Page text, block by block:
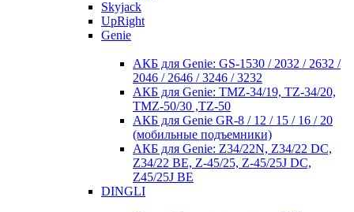
Skyjack
UpRight
Genie
АКБ для Genie: GS-1530 / 2032 / 2632 /
2046 / 2646 / 3246 / 3232
АКБ для Genie: TMZ-34/19, TZ-34/20,
TMZ-50/30 ,TZ-50
АКБ для Genie GR-8 / 12 / 15 / 16 / 20
(мобильные подъемники)
АКБ для Genie: Z34/22N, Z34/22 DC,
Z34/22 BE, Z-45/25, Z-45/25J DC,
Z45/25J BE
DINGLI